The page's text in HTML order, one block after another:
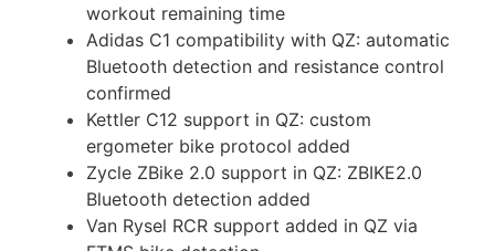
workout remaining time
Adidas C1 compatibility with QZ: automatic
Bluetooth detection and resistance control
confirmed
Kettler C12 support in QZ: custom
ergometer bike protocol added
Zycle ZBike 2.0 support in QZ: ZBIKE2.0
Bluetooth detection added
Van Rysel RCR support added in QZ via